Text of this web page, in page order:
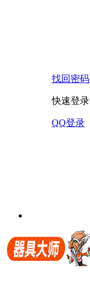
找回密码
快速登录
QQ登录